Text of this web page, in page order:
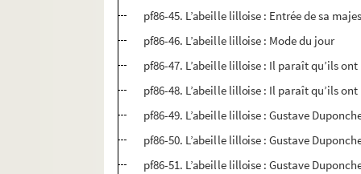
pf86-45. L’abeille lilloise : Entrée de sa
pf86-46. L’abeille lilloise : Mode du jour
pf86-47. L’abeille lilloise : Il paraît qu’ils
pf86-48. L’abeille lilloise : Il paraît qu’ils
pf86-49. L’abeille lilloise : Gustave
pf86-50. L’abeille lilloise : Gustave
pf86-51. L’abeille lilloise : Gustave